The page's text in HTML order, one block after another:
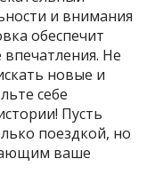
и внимания
обеспечит
Не
новые и
себе
Пусть
поездкой, но
ваше